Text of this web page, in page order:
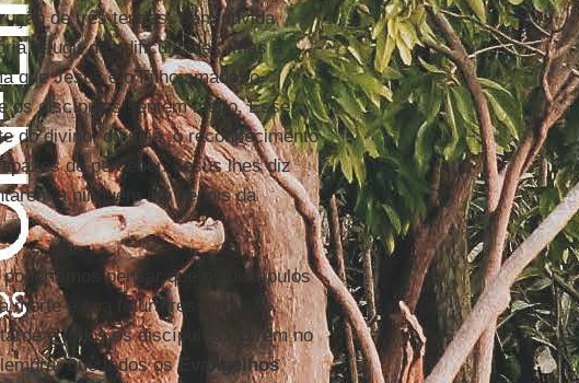
de três tendas. Sem dúvida,
e fugir das dificuldades. Mas a
que Jesus é o Filho amado, o
os discípulos sentem medo. Esse
do divino, ou seja, o reconhecimento
de perceber. Jesus lhes diz
a ninguém até depois da
pensar que os discípulos
morte e sua futura ressurreição.
e todos os discípulos fugirem no
que todos osEvangelhos